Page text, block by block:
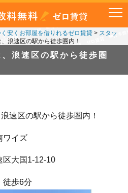
安くお部屋を借りれるゼロ賃貸> スタッ
浪速区の駅から徒歩圏内！
浪速区の駅から徒歩圏
速区の駅から徒歩圏内！
ワイズ
区大国1-12-10
徒歩6分